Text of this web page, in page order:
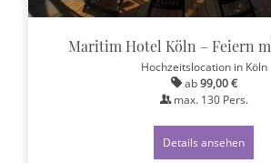
Maritim Hotel Köln – Feiern
Hochzeitslocation in Köln
ab99,00 €
max. 130Pers.
Details ansehen